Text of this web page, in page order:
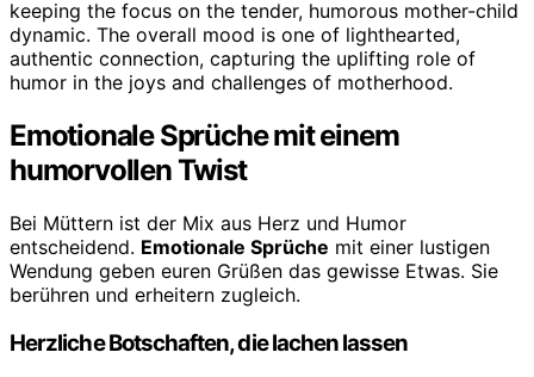
Emotionale Sprüche mit einem
humorvollen Twist
Bei Müttern ist der Mix aus Herz und Humor
entscheidend. Emotionale Sprüche mit einer lustigen
Wendung geben euren Grüßen das gewisse Etwas. Sie
berühren und erheitern zugleich.
Herzliche Botschaften, die lachen lassen